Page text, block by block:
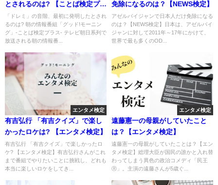
とされるのは? 【ことば検定プラ
ス】
「ドレミ」の音階、最初に発明したとされ
るのは? 朝の情報番組「グッド!モーニン
グ」-ことば検定プラス- テレビ朝日系列で
放送される朝の情報番...
免除になるのは？【NEWS検定】
アゼルバイジャンで日本人だけ免除になる
のは？【NEWS検定】日本は、アゼルバイ
ジャンに対して2011年～17年にかけて、
世界で最も多くのOD...
エンタメ検定
有吉弘行 「有吉クイズ」で楽し
かったロケは? 【エンタメ検定】
有吉弘行 「有吉クイズ」で楽しかったロ
ケ? 【エンタメ検定】有吉弘行さんがこれ
まで番組でやりたいことに挑戦し、どれも
本当に楽しいロケをしてき...
エンタメ検定
遠藤憲一の母親がしていたこと
は？【エンタメ検定】
遠藤憲一の母親がしていたことは？【エン
タメ検定】総理大臣が国民の誰かと入れ替
わってしまう異色の政治コメディ「民王
Ⓡ」。主演の遠藤さんが5歳ぐ...